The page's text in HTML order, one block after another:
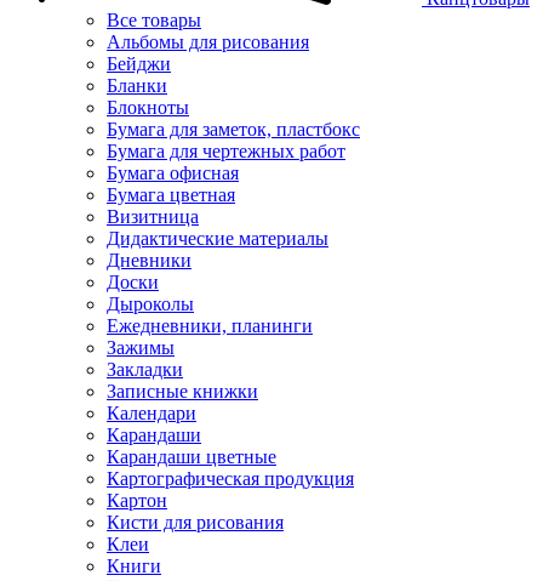
Все товары
Альбомы для рисования
Бейджи
Бланки
Блокноты
Бумага для заметок, пластбокс
Бумага для чертежных работ
Бумага офисная
Бумага цветная
Визитница
Дидактические материалы
Дневники
Доски
Дыроколы
Ежедневники, планинги
Зажимы
Закладки
Записные книжки
Календари
Карандаши
Карандаши цветные
Картографическая продукция
Картон
Кисти для рисования
Клеи
Книги